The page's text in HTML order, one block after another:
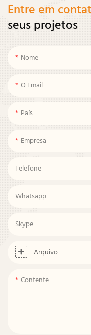
Entre em
seus projetos
Nome
O Email
País
Empresa
Telefone
Whatsapp
Skype
Arquivo
Contente